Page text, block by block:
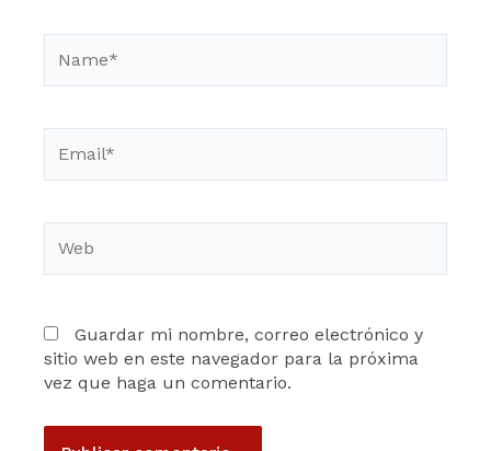
Guardar mi nombre, correo electrónico y
sitio web en este navegador para la próxima
vez que haga un comentario.